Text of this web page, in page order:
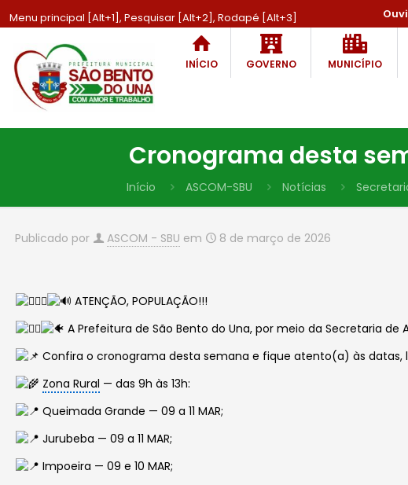
Menu principal [Alt+1], Pesquisar [Alt+2], Rodapé [Alt+3]
INÍCIO GOVERNO MUNICÍPIO
Cronograma desta
Início ASCOM-SBU Notícias
Publicado por ASCOM - SBU em 8 de março de 2026
ATENÇÃO, POPULAÇÃO!!!
A Prefeitura de São Bento do Una, por meio da Secretaria
Confira o cronograma desta semana e fique atento(a) às datas,
Zona Rural — das 9h às 13h:
Queimada Grande — 09 a 11 MAR;
Jurubeba — 09 a 11 MAR;
Impoeira — 09 e 10 MAR;